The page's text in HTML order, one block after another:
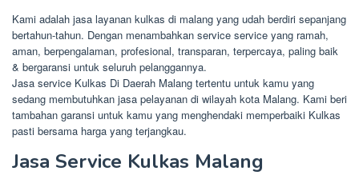
Kami adalah jasa layanan kulkas di malang yang udah berdiri sepanjang
bertahun-tahun. Dengan menambahkan service service yang ramah,
aman, berpengalaman, profesional, transparan, terpercaya, paling baik
& bergaransi untuk seluruh pelanggannya.
Jasa service Kulkas Di Daerah Malang tertentu untuk kamu yang
sedang membutuhkan jasa pelayanan di wilayah kota Malang. Kami beri
tambahan garansi untuk kamu yang menghendaki memperbaiki Kulkas
pasti bersama harga yang terjangkau.
Jasa Service Kulkas Malang